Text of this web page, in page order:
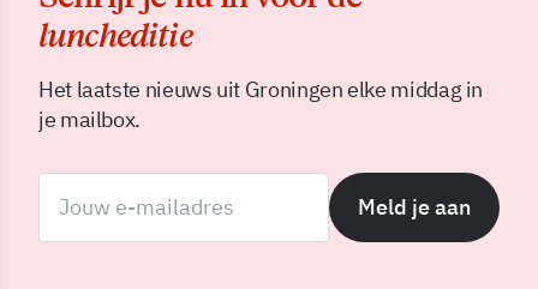
luncheditie
Het laatste nieuws uit Groningen elke middag in
je mailbox.
Meld je aan